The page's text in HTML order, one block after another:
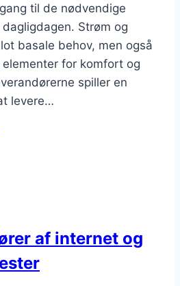
til de nødvendige
Strøm og
basale behov, men også
for komfort og
spiller en
levere…
af internet og